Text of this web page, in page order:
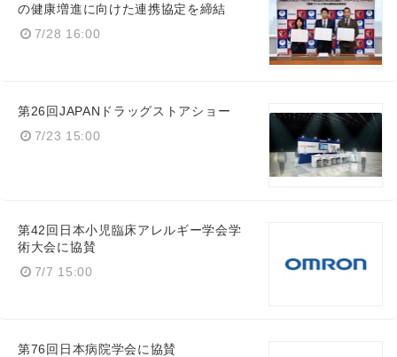
の健康増進に向けた連携協定を締結
7/28 16:00
第26回JAPANドラッグストアショー
7/23 15:00
第42回日本小児臨床アレルギー学会学
術大会に協賛
7/7 15:00
第76回日本病院学会に協賛